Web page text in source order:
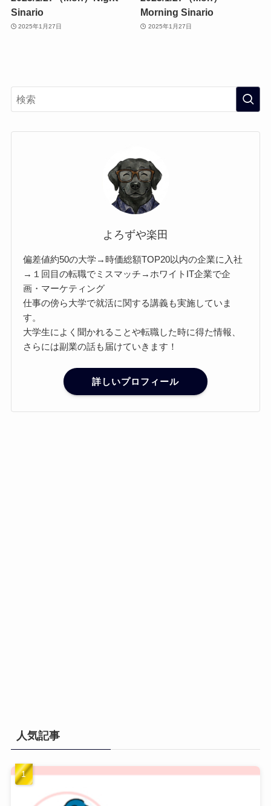
Sinario
2025年1月27日
Morning Sinario
2025年1月27日
よろずや楽田
偏差値約50の大学→時価総額TOP20以内の企業に入社
→１回目の転職でミスマッチ→ホワイトIT企業で企
画・マーケティング
仕事の傍ら大学で就活に関する講義も実施していま
す。
大学生によく聞かれることや転職した時に得た情報、
さらには副業の話も届けていきます！
詳しいプロフィール
人気記事